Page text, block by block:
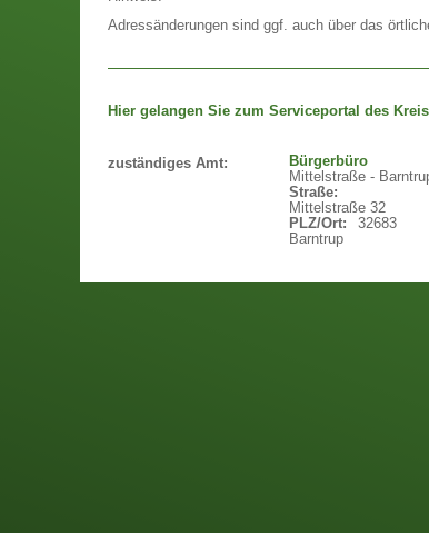
Adressänderungen sind ggf. auch über das
Hier gelangen Sie zum Serviceportal des
zuständiges Amt:
Bürgerbüro
Mittelstraße -
Straße:
Mittelstraße 32
PLZ/Ort:
32683
Barntrup